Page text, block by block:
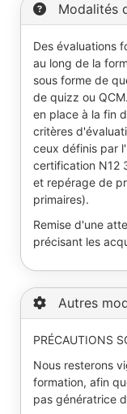
Modalités
Des évaluations
au long de la
sous forme de
de quizz ou
en place à la fin
critères
ceux définis par
certification N12
et repérage de
primaires).
Remise d'une
précisant les
Autres
PRÉCAUTIONS
Nous resterons
formation, afin
pas génératrice